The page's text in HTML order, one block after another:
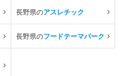
長野県のアスレチック
長野県のフードテーマパーク